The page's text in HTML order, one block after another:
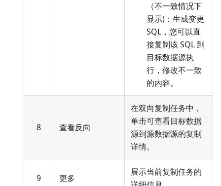
（不一致情况下
显示)：生成变更
SQL，您可以直
接复制该 SQL 到
目标数据源执
行，修改不一致
的内容。
8 查看反向
在双向复制任务中，
单击可查看目标数据
源到源数据源的复制
详情。
9 更多
展示当前复制任务的